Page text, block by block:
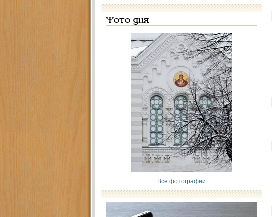
Фото дня
Все фотографии